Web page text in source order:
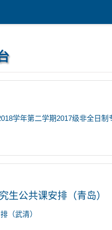
学年第二学期2017级非全日制
生公共课安排（青岛）
（武清）